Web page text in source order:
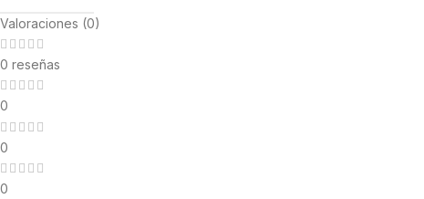
Valoraciones (0)
0 reseñas
0
0
0